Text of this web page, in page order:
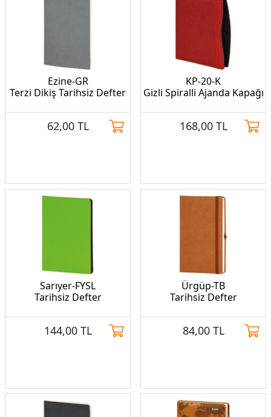
Ezine-GR
Terzi Dikiş Tarihsiz Defter
62,00 TL
KP-20-K
Gizli Spiralli Ajanda Kapağı
168,00 TL
Sarıyer-FYSL
Tarihsiz Defter
144,00 TL
Ürgüp-TB
Tarihsiz Defter
84,00 TL